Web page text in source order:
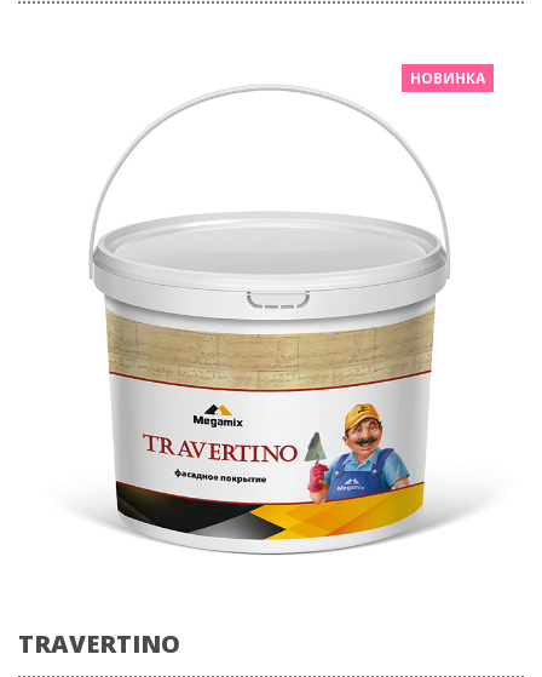
НОВИНКА
TRAVERTINO